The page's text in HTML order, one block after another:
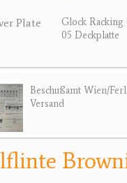
Glock Racking
05 Deckplatte
Beschußamt Wien/
Versand